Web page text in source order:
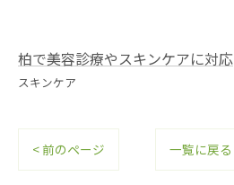
柏で美容診療やスキンケアに対応
スキンケア
< 前のページ 一覧に戻る